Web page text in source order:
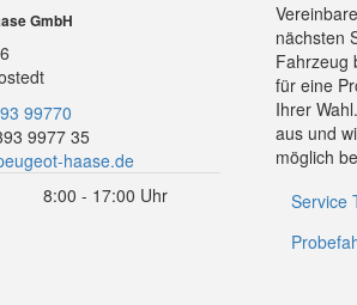
GmbH
99770
9977 35
haase.de
8:00 - 17:00 Uhr
nächsten
Fahrzeug
für eine
Ihrer
aus und
möglich
Service